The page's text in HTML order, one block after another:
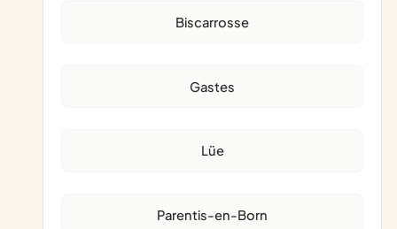
Biscarrosse
Gastes
Lüe
Parentis-en-Born